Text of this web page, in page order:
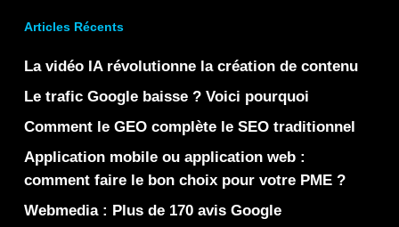
Articles Récents
La vidéo IA révolutionne la création de contenu
Le trafic Google baisse ? Voici pourquoi
Comment le GEO complète le SEO traditionnel
Application mobile ou application web :
comment faire le bon choix pour votre PME ?
Webmedia : Plus de 170 avis Google